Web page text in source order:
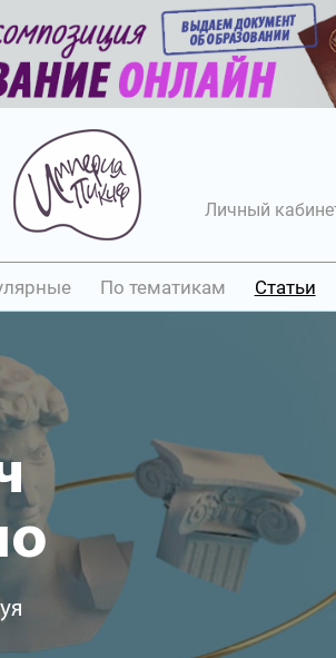
Личный
По тематикам Статьи